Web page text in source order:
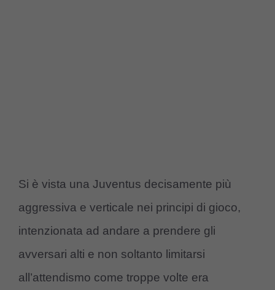
Si è vista una Juventus decisamente più
aggressiva e verticale nei principi di gioco,
intenzionata ad andare a prendere gli
avversari alti e non soltanto limitarsi
all’attendismo come troppe volte era